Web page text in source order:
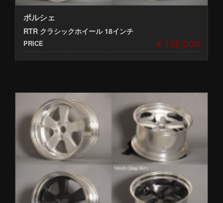
ポルシェ
RTR クラシックホイール 18インチ
PRICE ¥ 105,000